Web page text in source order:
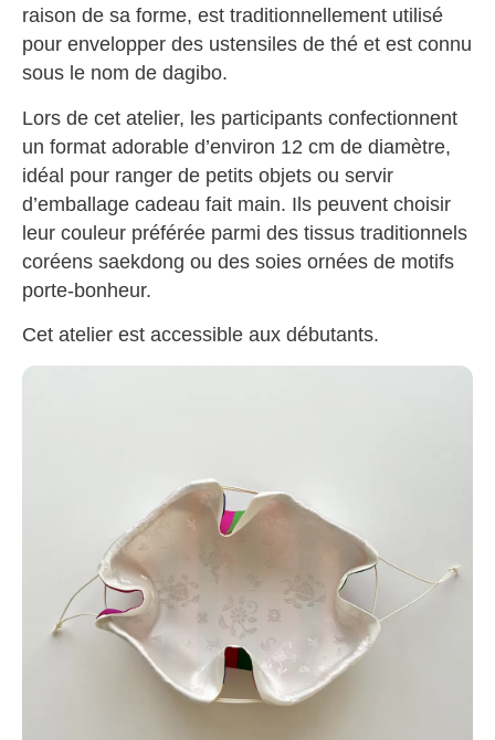
raison de sa forme, est traditionnellement utilisé
pour envelopper des ustensiles de thé et est connu
sous le nom de dagibo.
Lors de cet atelier, les participants confectionnent
un format adorable d’environ 12 cm de diamètre,
idéal pour ranger de petits objets ou servir
d’emballage cadeau fait main. Ils peuvent choisir
leur couleur préférée parmi des tissus traditionnels
coréens saekdong ou des soies ornées de motifs
porte-bonheur.
Cet atelier est accessible aux débutants.